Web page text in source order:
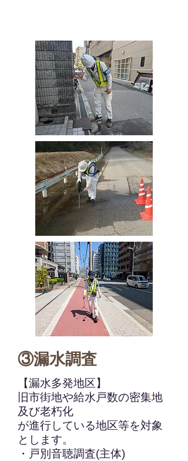
③漏水調査
【漏水多発地区】
旧市街地や給水戸数の密集地
及び老朽化
が進行している地区等を対象
とします。
・戸別音聴調査(主体)